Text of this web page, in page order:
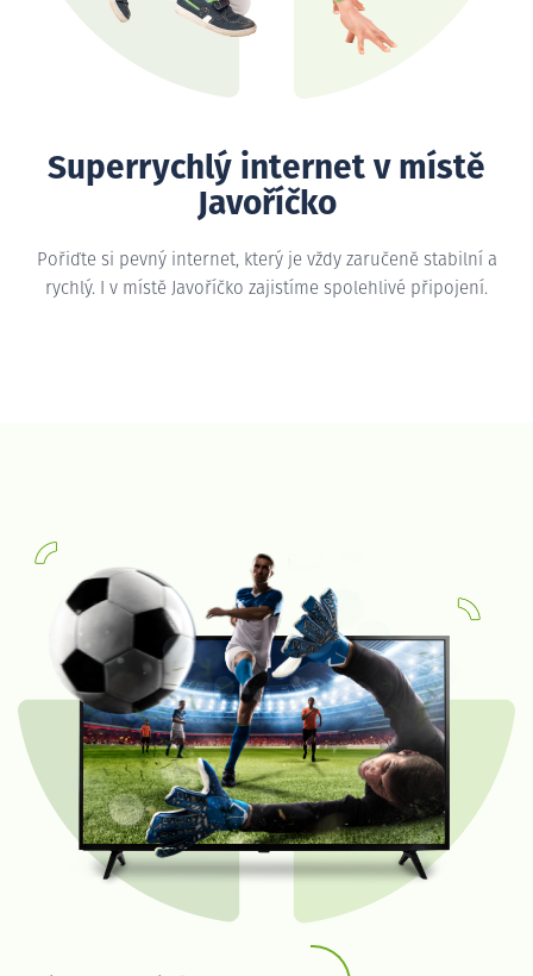
Superrychlý internet v místě
Javoříčko
Pořiďte si pevný internet, který je vždy zaručeně stabilní a
rychlý. I v místě Javoříčko zajistíme spolehlivé připojení.